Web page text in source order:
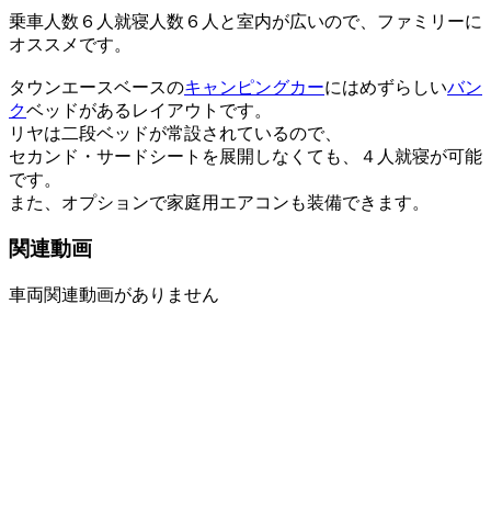
乗車人数６人就寝人数６人と室内が広いので、ファミリーに
オススメです。
タウンエースベースのキャンピングカーにはめずらしいバン
クベッドがあるレイアウトです。
リヤは二段ベッドが常設されているので、
セカンド・サードシートを展開しなくても、４人就寝が可能
です。
また、オプションで家庭用エアコンも装備できます。
関連動画
車両関連動画がありません